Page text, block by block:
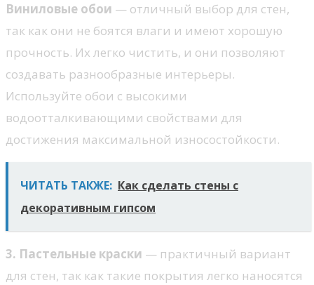
Виниловые обои — отличный выбор для стен,
так как они не боятся влаги и имеют хорошую
прочность. Их легко чистить, и они позволяют
создавать разнообразные интерьеры.
Используйте обои с высокими
водоотталкивающими свойствами для
достижения максимальной износостойкости.
ЧИТАТЬ ТАКЖЕ: Как сделать стены с
декоративным гипсом
3. Пастельные краски — практичный вариант
для стен, так как такие покрытия легко наносятся